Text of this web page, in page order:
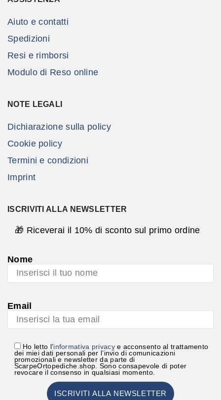
Aiuto e contatti
Spedizioni
Resi e rimborsi
Modulo di Reso online
NOTE LEGALI
Dichiarazione sulla policy
Cookie policy
Termini e condizioni
Imprint
ISCRIVITI ALLA NEWSLETTER
🎁 Riceverai il 10% di sconto sul primo ordine
Nome
Email
Ho letto l’informativa privacye acconsento al trattamento
dei miei dati personali per l’invio di comunicazioni
promozionali e newsletter da parte di
ScarpeOrtopediche.shop. Sono consapevole di poter
revocare il consenso in qualsiasi momento.